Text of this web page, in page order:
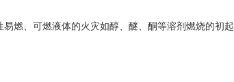
燃、可燃液体的火灾如醇、醚、酮等溶剂燃烧的初起